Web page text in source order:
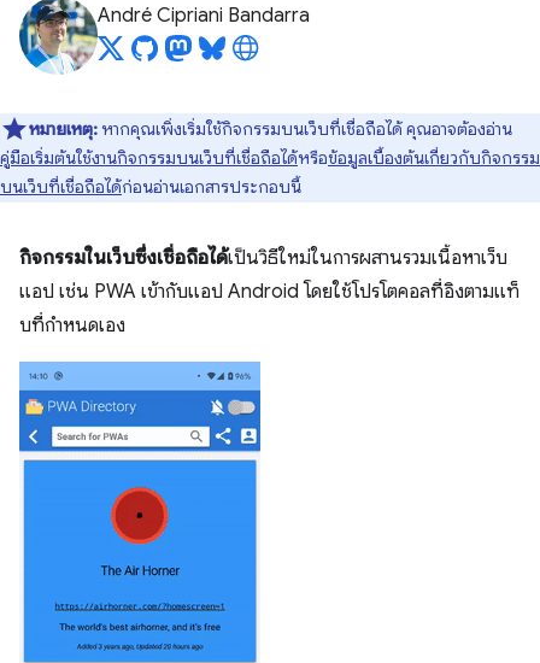
André Cipriani Bandarra
หมายเหตุ: หากคุณเพิ่งเริ่มใช้กิจกรรมบนเว็บที่เชื่อถือได้ คุณอาจต้องอ่าน
คู่มือเริ่มต้นใช้งานกิจกรรมบนเว็บที่เชื่อถือได้หรือข้อมูลเบื้องต้นเกี่ยวกับกิจกรรม
บนเว็บที่เชื่อถือได้ก่อนอ่านเอกสารประกอบนี้
กิจกรรมในเว็บซึ่งเชื่อถือได้เป็นวิธีใหม่ในการผสานรวมเนื้อหาเว็บ
แอป เช่น PWA เข้ากับแอป Android โดยใช้โปรโตคอลที่อิงตามแท็
บที่กำหนดเอง